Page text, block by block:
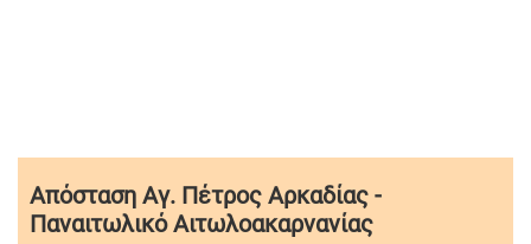
Απόσταση Αγ. Πέτρος Αρκαδίας -
Παναιτωλικό Αιτωλοακαρνανίας